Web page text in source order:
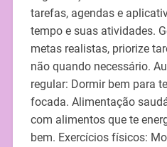
tarefas, agendas e
tempo e suas atividades.
metas realistas, priorize
não quando necessário.
regular: Dormir bem para
focada. Alimentação
com alimentos que te
bem. Exercícios físicos: